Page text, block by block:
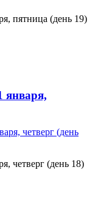
пятница (день 19)
января,
четверг (день 18)